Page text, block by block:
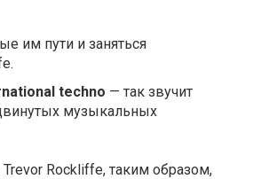
им пути и заняться
techno — так звучит
музыкальных
Rockliffe, таким образом,